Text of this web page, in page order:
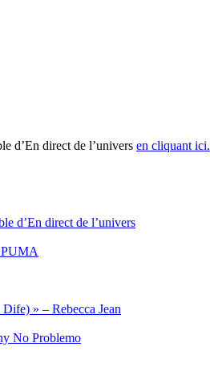
d’En direct de l’univers en cliquant ici.
d’En direct de l’univers
PUMA
» – Rebecca Jean
No Problemo